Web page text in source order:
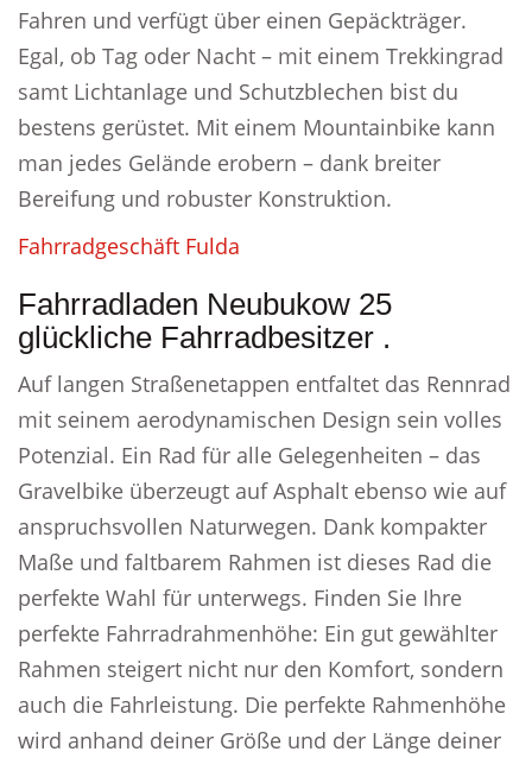
Fahren und verfügt über einen Gepäckträger.
Egal, ob Tag oder Nacht – mit einem Trekkingrad
samt Lichtanlage und Schutzblechen bist du
bestens gerüstet. Mit einem Mountainbike kann
man jedes Gelände erobern – dank breiter
Bereifung und robuster Konstruktion.
Fahrradgeschäft Fulda
Fahrradladen Neubukow 25
glückliche Fahrradbesitzer .
Auf langen Straßenetappen entfaltet das Rennrad
mit seinem aerodynamischen Design sein volles
Potenzial. Ein Rad für alle Gelegenheiten – das
Gravelbike überzeugt auf Asphalt ebenso wie auf
anspruchsvollen Naturwegen. Dank kompakter
Maße und faltbarem Rahmen ist dieses Rad die
perfekte Wahl für unterwegs. Finden Sie Ihre
perfekte Fahrradrahmenhöhe: Ein gut gewählter
Rahmen steigert nicht nur den Komfort, sondern
auch die Fahrleistung. Die perfekte Rahmenhöhe
wird anhand deiner Größe und der Länge deiner